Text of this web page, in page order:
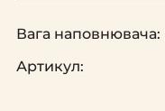
Вага наповнювача:
Артикул: